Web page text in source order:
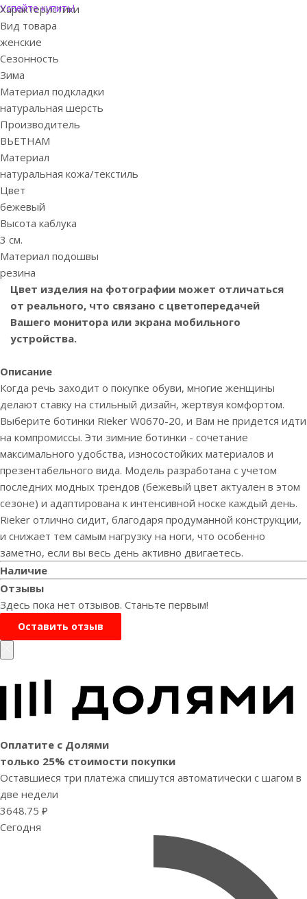
Успейте купить!
Характеристики
Вид товара
женские
Сезонность
Зима
Материал подкладки
натуральная шерсть
Производитель
ВЬЕТНАМ
Материал
натуральная кожа/текстиль
Цвет
бежевый
Высота каблука
3 см.
Материал подошвы
резина
Цвет изделия на фотографии может отличаться
от реального, что связано с цветопередачей
Вашего монитора или экрана мобильного
устройства.
Описание
Когда речь заходит о покупке обуви, многие женщины
делают ставку на стильный дизайн, жертвуя комфортом.
Выберите ботинки Rieker W0670-20, и Вам не придется идти
на компромиссы. Эти зимние ботинки - сочетание
максимального удобства, износостойких материалов и
презентабельного вида. Модель разработана с учетом
последних модных трендов (бежевый цвет актуален в этом
сезоне) и адаптирована к интенсивной носке каждый день.
Rieker отлично сидит, благодаря продуманной конструкции,
и снижает тем самым нагрузку на ноги, что особенно
заметно, если вы весь день активно двигаетесь.
Наличие
Отзывы
Здесь пока нет отзывов. Станьте первым!
Оставить отзыв
Оплатите с Долями
только 25% стоимости покупки
Оставшиеся три платежа спишутся автоматически с шагом в
две недели
3648.75 ₽
Сегодня